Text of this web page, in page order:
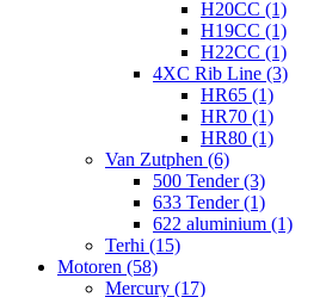
H20CC (1)
H19CC (1)
H22CC (1)
4XC Rib Line (3)
HR65 (1)
HR70 (1)
HR80 (1)
Van Zutphen (6)
500 Tender (3)
633 Tender (1)
622 aluminium (1)
Terhi (15)
Motoren (58)
Mercury (17)